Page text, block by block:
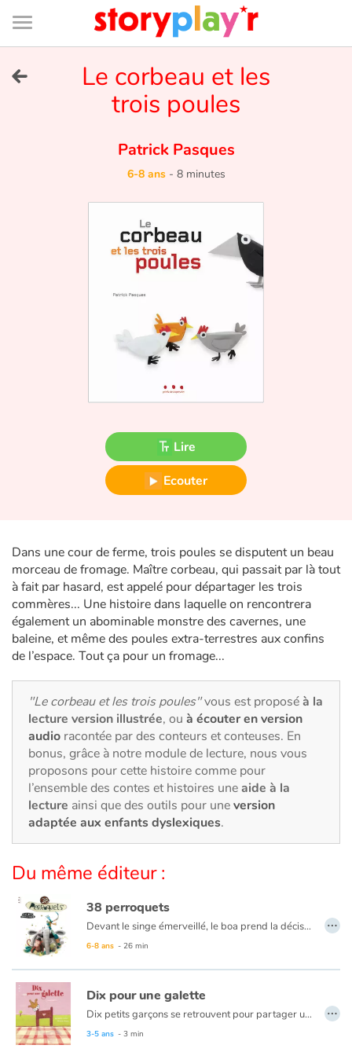
Connexion
Bibliothèque
de
page
Tester gratuitement
Bibliothèque
Fable, mythe, littérature et poésie
Princesses et princes, rois, reines et dragons
Ogres, monstres et sorcières
Héroïnes et héros
Les animaux
Voyage, épopée, enquête, aventure
Autour du monde
Art, espace, activité
Documentaires
En famille
Quotidien et loisirs
À l'école
Fêtes et évènements
Amour et amitié
Émotions et sentiments
Le corbeau et les
trois poules
Patrick Pasques
6-8 ans- 8 minutes
Lire
Ecouter
Dans une cour de ferme, trois poules se disputent un beau
morceau de fromage. Maître corbeau, qui passait par là tout
à fait par hasard, est appelé pour départager les trois
commères... Une histoire dans laquelle on rencontrera
également un abominable monstre des cavernes, une
baleine, et même des poules extra-terrestres aux confins
de l’espace. Tout ça pour un fromage...
"Le corbeau et les trois poules"vous est proposéà la
lecture version illustrée, ou à écouter en version
audio racontée par des conteurs et conteuses. En
bonus, grâce à notre module de lecture, nous vous
proposons pour cette histoire comme pour
l’ensemble des contes et histoires uneaide à la
lecture ainsi que des outils pour uneversion
adaptée aux enfants dyslexiques.
Du même éditeur :
38 perroquets
Devant le singe émerveillé, le boa prend la décision de se mesurer. Le singe propose de l’aider : Plies-toi en deux puis en quatre, c’est simple, ta taille est égale à deux fois ta moitié ou à quatre fois la moitié de ta moitié. Le boa n’est pas satisfait, il se sent entier et non pas moitié. Entrent en scène l’éléphanteau plutôt débonnaire et le perroquet très sûr de lui. Pour mesurer un boa, dit-il, il faut commencer par la queue. Mais ne voyant plus la tête, le doute s’empare des trois animaux : et si le boa était déchiré ? Alerté par des sensations bizarres, le boa vient rappeler à ses amis qu’il désire être mesuré et non vérifié. Le perroquet a alors une idée lumineuse…
6-8 ans - 26 min
…
Dix pour une galette
Dix petits garçons se retrouvent pour partager une galette. Passe encore qu’il n’y ait pas de reine potentielle dans l’assemblée, mais pas de fève, c’est triste. Ils vont prendre les choses en main pour que cette histoire se termine bien...
3-5 ans - 3 min
…